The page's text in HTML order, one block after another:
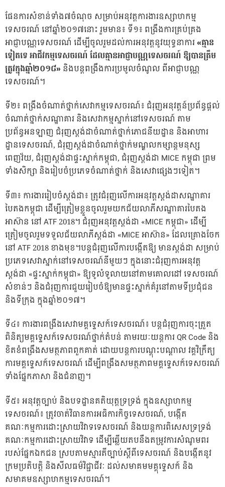
ផែនការសំខាន់ទាំង៧ចំណុច សម្រាប់អនុវត្តការងារឧស្សាហកម្ម
ទេសចរណ៍ នៅឆ្នាំ២០១៧នោះ រួមមាន៖ ទី១៖ ពង្រឹងការគ្រប់គ្រង
អាជ្ញាបណ្ណទេសចរណ៍ ដើម្បីចូលរួមដល់ការអនុវត្តនូវយុទ្ធនាការ«គ្មាន
ទៀតទេ អាជីវកម្មទេសចរណ៍ ដែលគ្មានអាជ្ញាបណ្ណទេសចរណ៍ ឱ្យបានត្រឹម
ត្រូវក្នុងឆ្នាំ២០១៨» និងបន្តពង្រឹងការប្រមូលចំណូល ពីអាជ្ញាបណ្ណ
ទេសចរណ៍។
ទី២៖ ពង្រឹងចំណាត់ថ្នាក់សេវាកម្មទេសចរណ៍៖ ជំរុញអនុវត្តន៍ប្រព័ន្ធផ្តល់
ចំណាត់ថ្នាក់សណ្ឋាគារ និងសេវាកម្មស្នាក់នៅទេសចរណ៍ តាម
ប្រព័ន្ធអនឡាញ ជំរុញស្តង់ដាចំណាត់ថ្នាក់ភោជនីយដ្ឋាន និងអាហារ
ដ្ឋានទេសចរណ៍, ជំរុញស្តង់ដាចំណាត់ថ្នាក់មណ្ឌលកម្សាន្តមនុស្ស
ពេញវ័យ, ជំរុញស្តង់ដាផ្ទះស្នាក់កម្ពុជា, ជំរុញស្តង់ដា MICE កម្ពុជា ព្រម
ទាំងសិក្សា និងរៀបចំប្រភេទចំណាត់ថ្នាក់ និងសេវាផ្សេងៗទៀត។
ទី៣៖ ការងាររៀបចំស្តង់ដា៖ ត្រូវជំរុញលើការអនុវត្តស្តង់ដាសណ្ឋាគារ
បៃតងកម្ពុជា ដើម្បីត្រៀមខ្លួនចូលរួមយកជ័យលាភីសណ្ឋាគារបៃតង
អាស៊ាន នៅ ATF 2018។ ជំរុញអនុវត្តស្តង់ដា «MICE កម្ពុជា» ដើម្បី
ត្រៀមចូលរួមទទួលជ័យលាភីស្តង់ដា «MICE អាស៊ាន» ដែលគ្រោងចែក
នៅ ATF 2018 ខាងមុខ។បន្តជំរុញលើការបង្កើតឱ្យ មានស្តង់ដា សម្រាប់
ប្រភេទសេវាស្នាក់នៅទេសចរណ៍នីមួយៗ ក្នុងនោះជំរុញការអនុវត្ត
ស្តង់ដា «ផ្ទះស្នាក់កម្ពុជា» ឱ្យទូលំទូលាយនៅតាមគោលដៅ ទេសចរណ៍
សំខាន់ៗ និងជំរុញការជួយរៀបចំឱ្យមានផ្ទះស្នាក់គំរូនៅតាមទីប្រជុំជន
និងទីក្រុង ក្នុងឆ្នាំ២០១៧។
ទី៤៖ ការងារពង្រឹងសេវាមគ្គទ្ទេសក៍ទេសចរណ៍៖ បន្តជំរុញការចុះត្រួត
ពិនិត្យមគ្គទ្ទេសក៍ទេសចរណ៍ថ្នាក់តំបន់ តាមរយៈយន្តការ QR Code និង
ខិតខំពង្រឹងសមត្ថភាពពួកគាត់ ដោយបន្តការបណ្តុះបណ្តាល វគ្គវិក្រឹត្យ
ការមគ្គទ្ទេសក៍ទេសចរណ៍ ដើម្បីពង្រឹងសមត្ថភាពមគ្គទ្ទេសក៍ទេសចរណ៍
ទាំងផ្នែកភាសា និងជំនាញ។
ទី៥៖ អនុវត្តច្បាប់ និងបទដ្ឋានគតិយុត្តទ្រទ្រង់ ក្នុងឧស្សាហកម្ម
ទេសចរណ៍៖ ត្រូវចាត់វិធានការអធិការកិច្ចទេសចរណ៍, បង្កើត
គណៈកម្មការដោះស្រាយវិវាទទេសចរណ៍ និងយន្តការពិសេសទ្រទ្រង់
គណៈកម្មការដោះស្រាយវិវាទ ដើម្បីឆ្លើយតបនឹងតម្រូវការសំណូមពរ
របស់ផ្នែកឯកជន ស្របតាមស្មារតីច្បាប់ស្តីពីទេសចរណ៍ និងបង្កើតនូវ
ក្រមប្រតិបត្តិ និងសីលធម៌វិជ្ជាជីវៈ ដល់សមាគមមគ្គុទ្ទេសក៍ និង
សមាគមឧស្សាហកម្មទេសចរណ៍។